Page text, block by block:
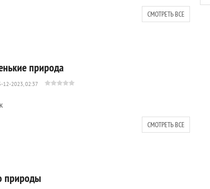
СМОТРЕТЬ ВСЕ
природа
12-2023, 02:37
СМОТРЕТЬ ВСЕ
природы